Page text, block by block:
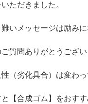
ただきました。
いメッセージは励みに
質問ありがとうござい
（劣化具合）は変わっ
【合成ゴム】をおす